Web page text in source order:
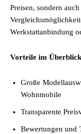
Preisen, sondern
Werkstattanbindung
Vorteile im
Große
Wohnmobile
Transparente
Bewertungen und